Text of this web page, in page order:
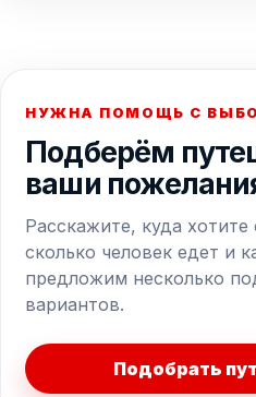
НУЖНА ПОМОЩЬ С
Подберём
ваши
Расскажите, куда хотите
сколько человек едет и
предложим несколько
вариантов.
Подобрать